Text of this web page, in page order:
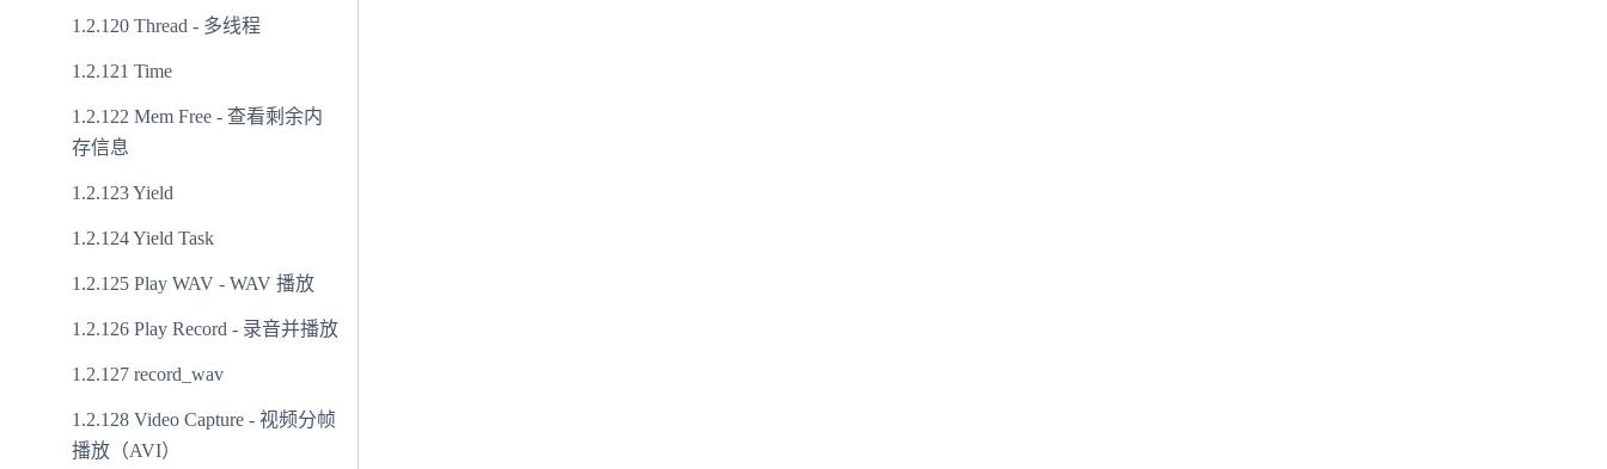
Thread - 多线程
Time
Mem Free - 查看剩余内
存信息
Yield
Yield Task
Play WAV - WAV 播放
Play Record - 录音并播放
record_wav
Video Capture - 视频分帧
播放（AVI）